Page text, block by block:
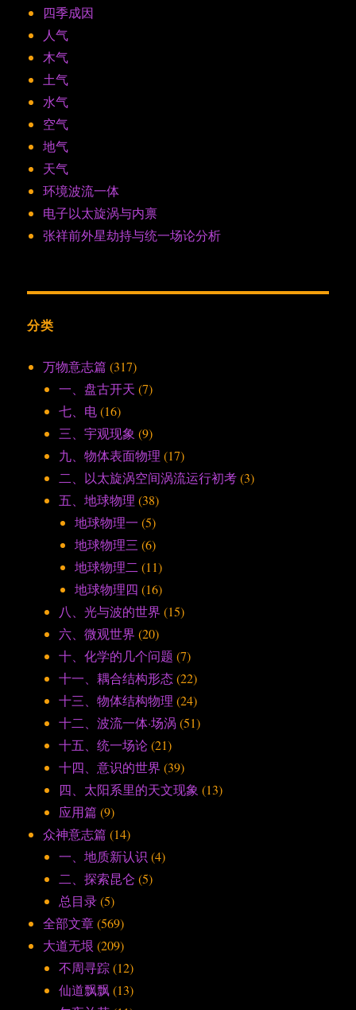
四季成因
人气
木气
土气
水气
空气
地气
天气
环境波流一体
电子以太旋涡与内禀
张祥前外星劫持与统一场论分析
分类
万物意志篇 (317)
一、盘古开天 (7)
七、电(16)
三、宇观现象 (9)
九、物体表面物理 (17)
二、以太旋涡空间涡流运行初考(3)
五、地球物理 (38)
地球物理一 (5)
地球物理三 (6)
地球物理二 (11)
地球物理四 (16)
八、光与波的世界 (15)
六、微观世界 (20)
十、化学的几个问题 (7)
十一、耦合结构形态(22)
十三、物体结构物理 (24)
十二、波流一体·场涡 (51)
十五、统一场论(21)
十四、意识的世界 (39)
四、太阳系里的天文现象 (13)
应用篇 (9)
众神意志篇 (14)
一、地质新认识 (4)
二、探索昆仑 (5)
总目录(5)
全部文章(569)
大道无垠 (209)
不周寻踪(12)
仙道飘飘(13)